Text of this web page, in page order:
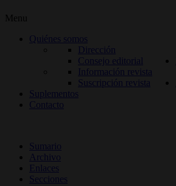
Menu
Quiénes somos
Dirección
Consejo editorial
Información revista
Suscripción revista
Suplementos
Contacto
Sumario
Archivo
Enlaces
Secciones